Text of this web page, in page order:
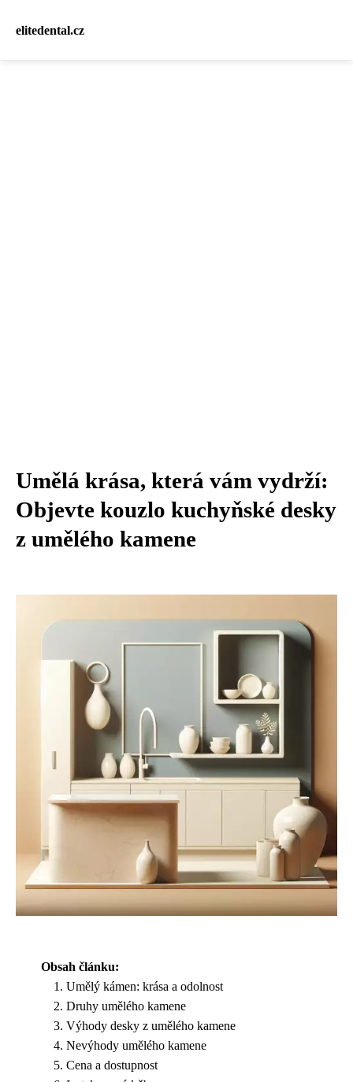
elitedental.cz
Umělá krása, která vám vydrží:
Objevte kouzlo kuchyňské desky
z umělého kamene
Obsah článku:
Umělý kámen: krása a odolnost
Druhy umělého kamene
Výhody desky z umělého kamene
Nevýhody umělého kamene
Cena a dostupnost